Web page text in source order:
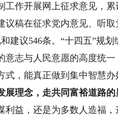
工作开展网上征求意见，
议稿在征求党内意见、听
建议546条。“十四五”规
志与人民意愿的高度统
，能真正做到集中智慧办
理念，走共同富裕道路的
益，还是为多数人造福，